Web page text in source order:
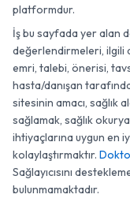
platformdur.
İş bu sayfada yer alan
değerlendirmeleri, ilgili
emri, talebi, önerisi,
hasta/danışan
sitesinin amacı, sağlık
sağlamak, sağlık
ihtiyaçlarına uygun en
kolaylaştırmaktır.
Sağlayıcısını
bulunmamaktadır.